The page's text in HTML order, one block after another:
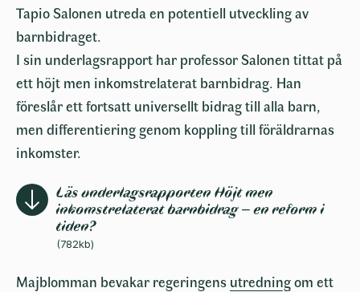
Tapio Salonen utreda en potentiell utveckling av
barnbidraget.
I sin underlagsrapport har professor Salonen tittat på
ett höjt men inkomstrelaterat barnbidrag. Han
föreslår ett fortsatt universellt bidrag till alla barn,
men differentiering genom koppling till föräldrarnas
inkomster.
Läs underlagsrapporten Höjt men
inkomstrelaterat barnbidrag – en reform i
tiden?
(782kb)
Majblomman bevakar regeringens utredningom ett